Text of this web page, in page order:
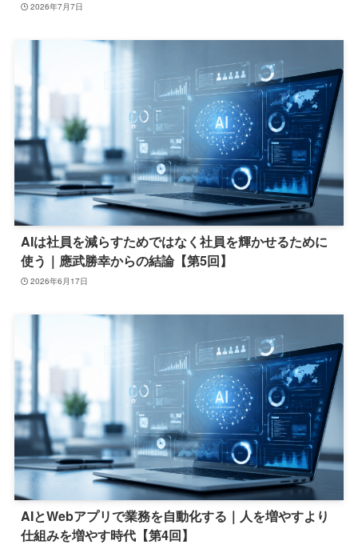
2026年7月7日
AIは社員を減らすためではなく社員を輝かせるために
使う｜應武勝幸からの結論【第5回】
2026年6月17日
AIとWebアプリで業務を自動化する｜人を増やすより
仕組みを増やす時代【第4回】